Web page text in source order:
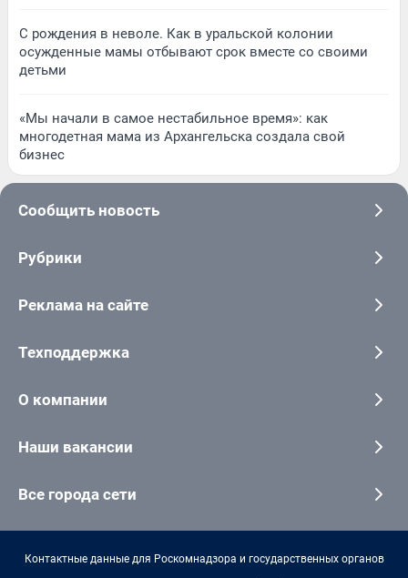
С рождения в неволе. Как в уральской колонии
осужденные мамы отбывают срок вместе со своими
детьми
«Мы начали в самое нестабильное время»: как
многодетная мама из Архангельска создала свой
бизнес
Сообщить новость
Рубрики
Реклама на сайте
Техподдержка
О компании
Наши вакансии
Все города сети
Контактные данные для Роскомнадзора и государственных органов